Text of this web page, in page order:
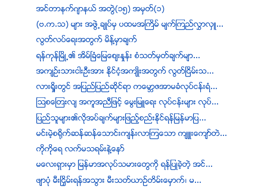
အင္တာနက္ဂ်ာနယ္ အတြဲ(၁၅) အမွတ္(၁)
(ဗ.က.သ) မ်ား အဖြဲ႕ခ်ဳပ္မွ ပထမအႀကိမ္ မ်က္ၾကည္လႊာလွဴ...
လြတ္လပ္ေရးအတြက္ မိန္႔မွာခ်က္
ရန္ကုန္ၿမိဳ႕၏ အိမ္ၿခံေျမေစ်းႏႈန္း စံသတ္မွတ္ခ်က္မ်ာ...
အက်ဥ္းသားငါးဦးအား ႏုိင္ငံ့အက်ဳိးအတြက္ လြတ္ၿငိမ္းသ...
လားရႈိးတြင္ အျပည္ျပည္ဆိုင္ရာ ကေမာၻဇအာမခံလုပ္ငန္းရံ...
ၾသစေၾတးလ် အကူအညီျဖင့္ ေမြးျမဴေရး လုပ္ငန္းမ်ား လုပ္...
ျပည္သူမ်ား၏လုိအပ္ခ်က္မ်ားျဖည့္စည္းႏိုင္ရန္ျမန္မာျပ...
မင္းမဲ့စရိုက္ဆန္ဆန္ေသာင္းက်န္းလာၾကေသာ က်ဳဴးေက်ာ္တဲ...
ကုိကုိေရ လက္မသရမ္းနဲ႔ေနာ္
မေလးရွားမွာ ျမန္မာအလုပ္သမားေတြကို ရန္ျပဳခဲ့တဲ့ အင္...
ဖ်ာပံု မီးၿငႇိမ္းရန္အသြား မီးသတ္ယာဥ္တိမ္းေမွာက္၊ မ...